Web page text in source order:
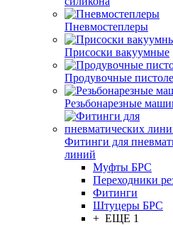
Пневмостеплеры
Присоски вакуумные
Продувочные
Резьбонарезные
Фитинги для
линий
Муфты БРС
Переходники
Фитинги
Штуцеры БРС
+ ЕЩЕ 1